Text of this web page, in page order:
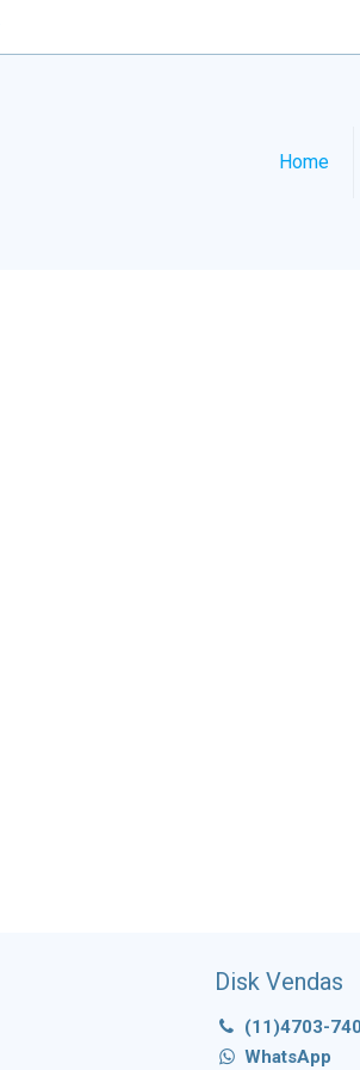
Home
Disk Vendas
(11)4703-
WhatsApp